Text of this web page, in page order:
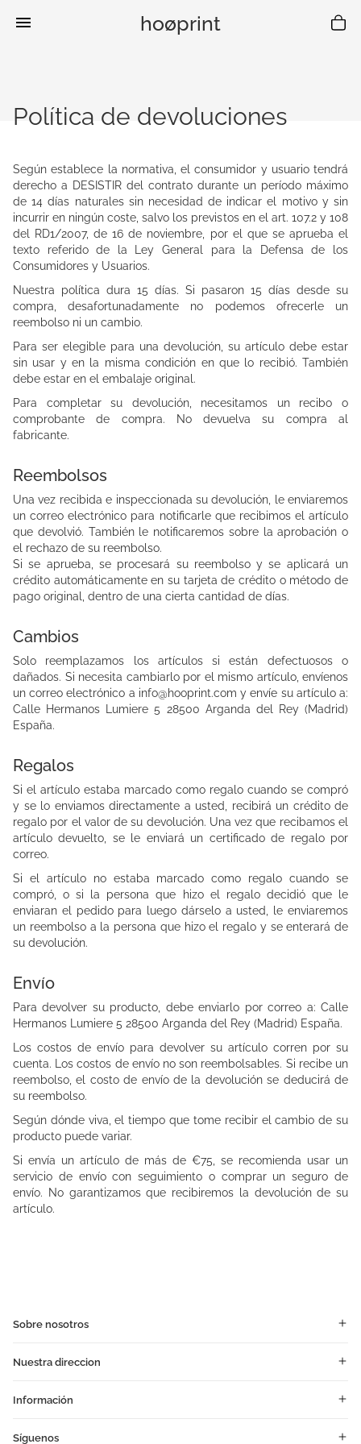
hoøprint
Política de devoluciones
Según establece la normativa, el consumidor y usuario tendrá
derecho a DESISTIR del contrato durante un período máximo
de 14 días naturales sin necesidad de indicar el motivo y sin
incurrir en ningún coste, salvo los previstos en el art. 107.2 y 108
del RD1/2007, de 16 de noviembre, por el que se aprueba el
texto referido de la Ley General para la Defensa de los
Consumidores y Usuarios.
Nuestra política dura 15 días. Si pasaron 15 días desde su
compra, desafortunadamente no podemos ofrecerle un
reembolso ni un cambio.
Para ser elegible para una devolución, su artículo debe estar
sin usar y en la misma condición en que lo recibió. También
debe estar en el embalaje original.
Para completar su devolución, necesitamos un recibo o
comprobante de compra. No devuelva su compra al
fabricante.
Reembolsos
Una vez recibida e inspeccionada su devolución, le enviaremos
un correo electrónico para notificarle que recibimos el artículo
que devolvió. También le notificaremos sobre la aprobación o
el rechazo de su reembolso.
Si se aprueba, se procesará su reembolso y se aplicará un
crédito automáticamente en su tarjeta de crédito o método de
pago original, dentro de una cierta cantidad de días.
Cambios
Solo reemplazamos los artículos si están defectuosos o
dañados. Si necesita cambiarlo por el mismo artículo, envíenos
un correo electrónico a info@hooprint.com y envíe su artículo a:
Calle Hermanos Lumiere 5 28500 Arganda del Rey (Madrid)
España.
Regalos
Si el artículo estaba marcado como regalo cuando se compró
y se lo enviamos directamente a usted, recibirá un crédito de
regalo por el valor de su devolución. Una vez que recibamos el
artículo devuelto, se le enviará un certificado de regalo por
correo.
Si el artículo no estaba marcado como regalo cuando se
compró, o si la persona que hizo el regalo decidió que le
enviaran el pedido para luego dárselo a usted, le enviaremos
un reembolso a la persona que hizo el regalo y se enterará de
su devolución.
Envío
Para devolver su producto, debe enviarlo por correo a: Calle
Hermanos Lumiere 5 28500 Arganda del Rey (Madrid) España.
Los costos de envío para devolver su artículo corren por su
cuenta. Los costos de envío no son reembolsables. Si recibe un
reembolso, el costo de envío de la devolución se deducirá de
su reembolso.
Según dónde viva, el tiempo que tome recibir el cambio de su
producto puede variar.
Si envía un artículo de más de €75, se recomienda usar un
servicio de envío con seguimiento o comprar un seguro de
envío. No garantizamos que recibiremos la devolución de su
artículo.
Sobre nosotros
Nuestra direccion
Información
Síguenos